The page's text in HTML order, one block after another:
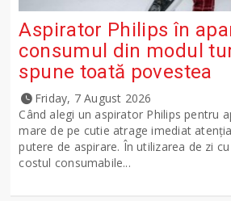
Aspirator Philips în
consumul din modul
spune toată povestea
Friday, 7 August 2026
Când alegi un aspirator Philips pentru
mare de pe cutie atrage imediat
putere de aspirare. În utilizarea de zi
costul consumabile...